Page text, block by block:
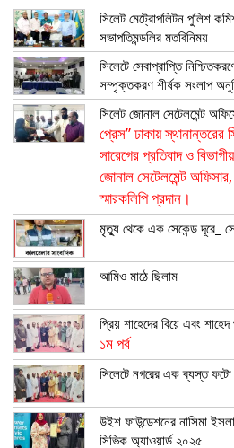
সিলেট মেট্রোপলিটন পুলিশ
সভাপতিমন্ডলির মতবিনিময়
সিলেটে সেবাপ্রাপ্তি
সম্পৃক্তকরণ শীর্ষক সংলাপ
সিলেট জোনাল সেটেলমেন্ট
প্রেস” ঢাকায়
সারেগের প্রতিবাদ ও
জোনাল সেটেলমেন্ট
স্মারকলিপি প্রদান।
মৃত্যু থেকে এক সেকেন্ড দূরে_
আমিও মাঠে ছিলাম
প্রিয় শাহেদের বিয়ে এবং
১ম পর্ব
সিলেটে নগরের এক ব্যস্ত ফটো
উইশ ফাউন্ডেশনের নাসিমা
সিভিক অ্যাওয়ার্ড ২০২৫